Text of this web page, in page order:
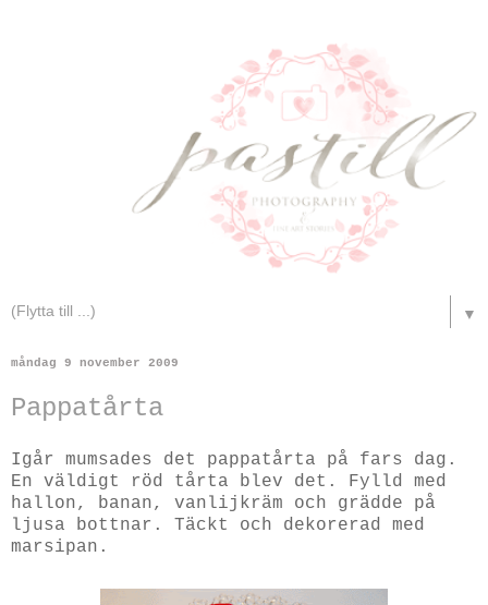
▼
måndag 9 november 2009
Pappatårta
Igår mumsades det pappatårta på fars dag.
En väldigt röd tårta blev det. Fylld med
hallon, banan, vanlijkräm och grädde på
ljusa bottnar. Täckt och dekorerad med
marsipan.